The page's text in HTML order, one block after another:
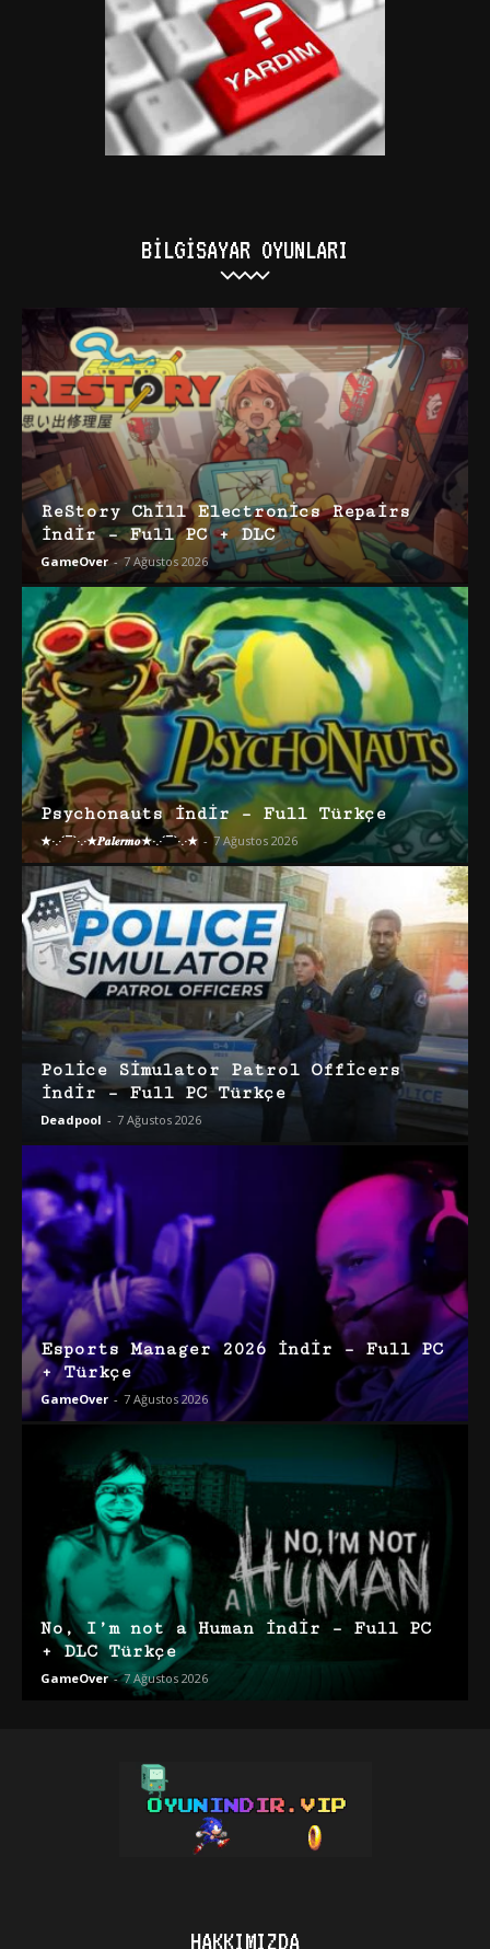
BILGISAYAR OYUNLARI
ReStory Chill Electronics Repairs
İndir – Full PC + DLC
GameOver - 7 Ağustos 2026
Psychonauts İndir – Full Türkçe
★·.·´¯`·.·★𝑷𝒂𝒍𝒆𝒓𝒎𝒐★·.·´¯`·.·★ - 7 Ağustos 2026
Police Simulator Patrol Officers
İndir – Full PC Türkçe
Deadpool - 7 Ağustos 2026
Esports Manager 2026 İndir – Full PC
+ Türkçe
GameOver - 7 Ağustos 2026
No, I’m not a Human İndir – Full PC
+ DLC Türkçe
GameOver - 7 Ağustos 2026
HAKKIMIZDA